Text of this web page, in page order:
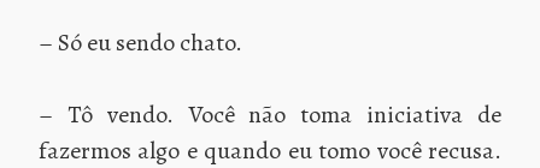
– Só eu sendo chato.
– Tô vendo. Você não toma iniciativa de
fazermos algo e quando eu tomo você recusa.